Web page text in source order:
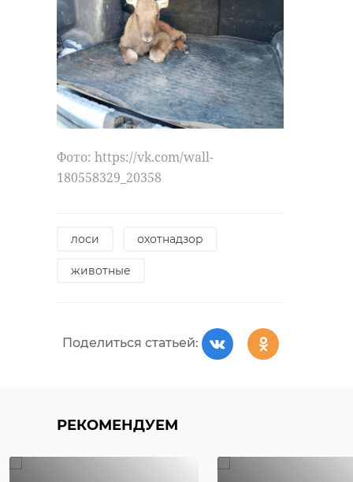
Фото: https://vk.com/wall-
180558329_20358
лоси охотнадзор
животные
Поделиться статьей:
РЕКОМЕНДУЕМ